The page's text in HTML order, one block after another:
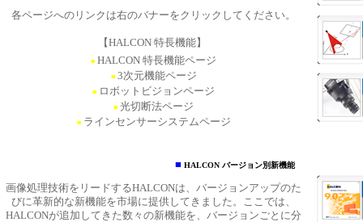
各ページへのリンクは右のバナーをクリックしてください。
【HALCON 特長機能】
■ HALCON 特長機能ページ
■3次元機能ページ
■ ロボットビジョンページ
■ 光切断法ページ
■ラインセンサーシステムページ
■ HALCON バージョン別新機能
画像処理技術をリードするHALCONは、バージョンアップのた
びに革新的な新機能を市場に提供してきました。ここでは、
HALCONが追加してきた数々の新機能を、バージョンごとに分